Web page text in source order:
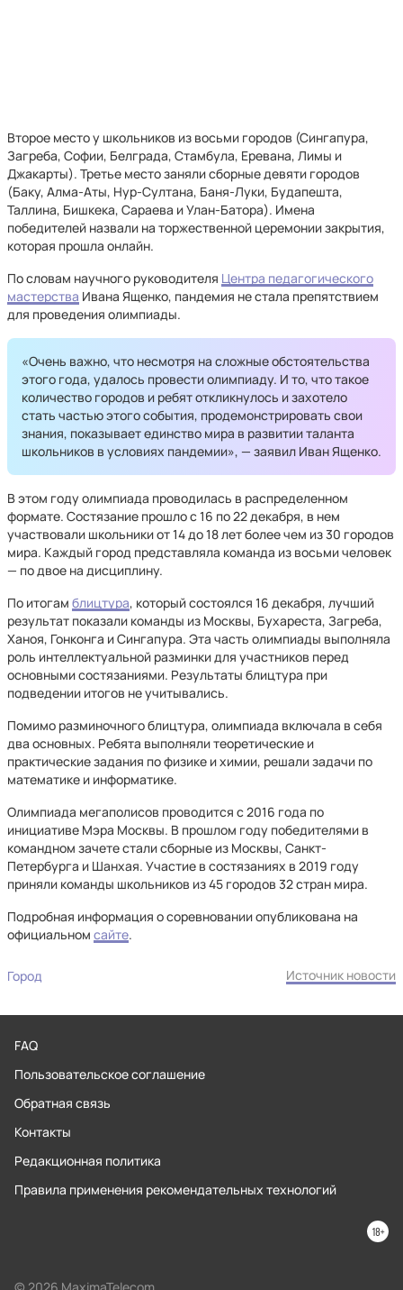
Второе место у школьников из восьми городов (Сингапура,
Загреба, Софии, Белграда, Стамбула, Еревана, Лимы и
Джакарты). Третье место заняли сборные девяти городов
(Баку, Алма-Аты, Нур-Султана, Баня-Луки, Будапешта,
Таллина, Бишкека, Сараева и Улан-Батора). Имена
победителей назвали на торжественной церемонии закрытия,
которая прошла онлайн.
По словам научного руководителя Центра педагогического
мастерства Ивана Ященко, пандемия не стала препятствием
для проведения олимпиады.
«Очень важно, что несмотря на сложные обстоятельства
этого года, удалось провести олимпиаду. И то, что такое
количество городов и ребят откликнулось и захотело
стать частью этого события, продемонстрировать свои
знания, показывает единство мира в развитии таланта
школьников в условиях пандемии», — заявил Иван Ященко.
В этом году олимпиада проводилась в распределенном
формате. Состязание прошло с 16 по 22 декабря, в нем
участвовали школьники от 14 до 18 лет более чем из 30 городов
мира. Каждый город представляла команда из восьми человек
— по двое на дисциплину.
По итогам блицтура, который состоялся 16 декабря, лучший
результат показали команды из Москвы, Бухареста, Загреба,
Ханоя, Гонконга и Сингапура. Эта часть олимпиады выполняла
роль интеллектуальной разминки для участников перед
основными состязаниями. Результаты блицтура при
подведении итогов не учитывались.
Помимо разминочного блицтура, олимпиада включала в себя
два основных. Ребята выполняли теоретические и
практические задания по физике и химии, решали задачи по
математике и информатике.
Олимпиада мегаполисов проводится с 2016 года по
инициативе Мэра Москвы. В прошлом году победителями в
командном зачете стали сборные из Москвы, Санкт-
Петербурга и Шанхая. Участие в состязаниях в 2019 году
приняли команды школьников из 45 городов 32 стран мира.
Подробная информация о соревновании опубликована на
официальном сайте.
Город Источник новости
FAQ
Пользовательское соглашение
Обратная связь
Контакты
Редакционная политика
Правила применения рекомендательных технологий